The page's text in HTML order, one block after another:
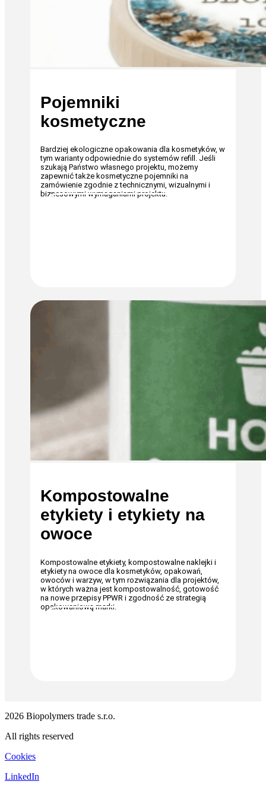
Pojemniki
kosmetyczne
Bardziej ekologiczne opakowania dla kosmetyków, w
tym warianty odpowiednie do systemów refill. Jeśli
szukają Państwo własnego projektu, możemy
zapewnić także kosmetyczne pojemniki na
zamówienie zgodnie z technicznymi, wizualnymi i
biznesowymi wymaganiami projektu.
Kompostowalne
etykiety i etykiety na
owoce
Kompostowalne etykiety, kompostowalne naklejki i
etykiety na owoce dla kosmetyków, opakowań,
owoców i warzyw, w tym rozwiązania dla projektów,
w których ważna jest kompostowalność, gotowość
na nowe przepisy PPWR i zgodność ze strategią
opakowaniową marki.
2026 Biopolymers trade s.r.o.
All rights reserved
Cookies
LinkedIn